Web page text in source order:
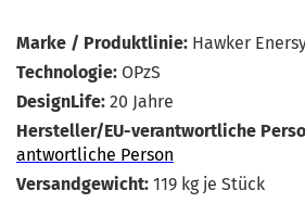
Marke / Produktlinie: Hawker
Technologie: OPzS
DesignLife: 20 Jahre
Hersteller/EU-verantwortliche
antwortliche Person
Versandgewicht: 119 kg je Stück